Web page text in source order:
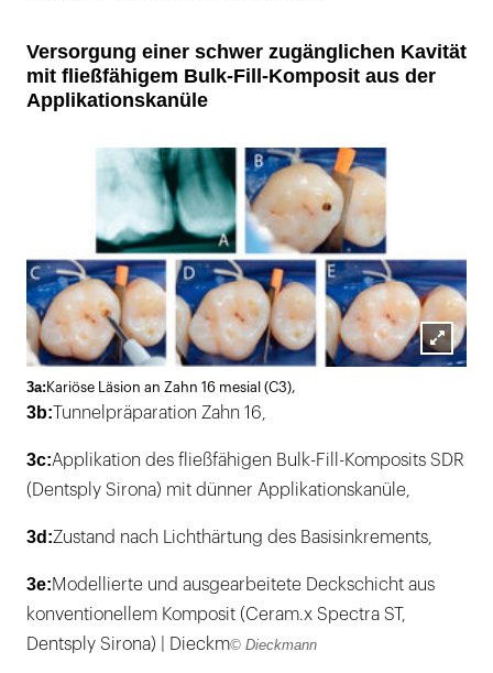
Versorgung einer schwer zugänglichen Kavität
mit fließfähigem Bulk-Fill-Komposit aus der
Applikationskanüle
3a: Kariöse Läsion an Zahn 16 mesial (C3),
3b:Tunnelpräparation Zahn 16,
3c:Applikation des fließfähigen Bulk-Fill-Komposits SDR
(Dentsply Sirona) mit dünner Applikationskanüle,
3d:Zustand nach Lichthärtung des Basisinkrements,
3e:Modellierte und ausgearbeitete Deckschicht aus
konventionellem Komposit (Ceram.x Spectra ST,
Dentsply Sirona) | Dieckm© Dieckmann